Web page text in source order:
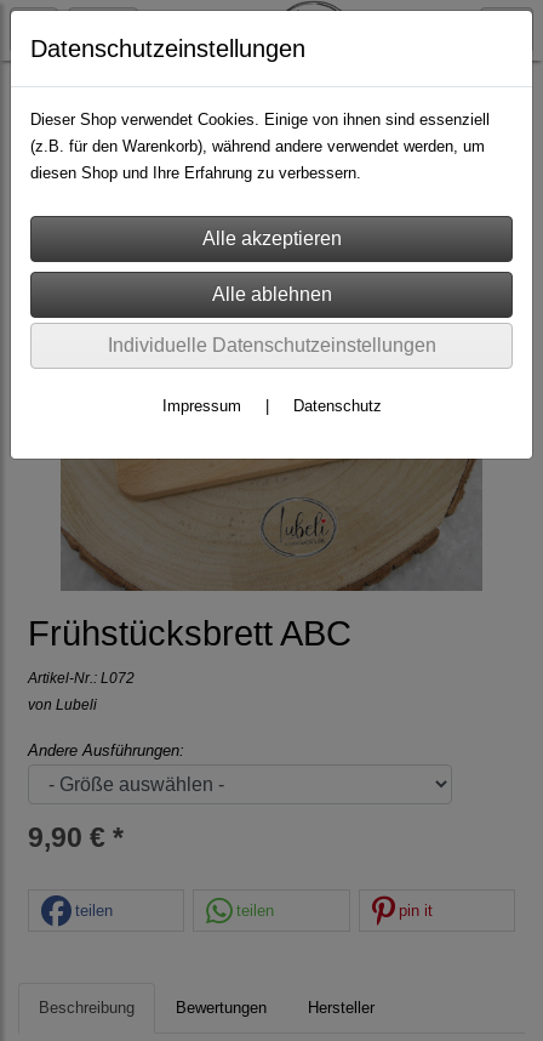
zum Schulanfang
Frühstücksbrett ABC
Artikel-Nr.: L072
von Lubeli
Andere Ausführungen:
9,90 € *
teilen teilen pin it
Beschreibung Bewertungen Hersteller
Datenschutzeinstellungen
Dieser Shop verwendet Cookies. Einige von ihnen sind essenziell
(z.B. für den Warenkorb), während andere verwendet werden, um
diesen Shop und Ihre Erfahrung zu verbessern.
Individuelle Datenschutzeinstellungen
Impressum Datenschutz